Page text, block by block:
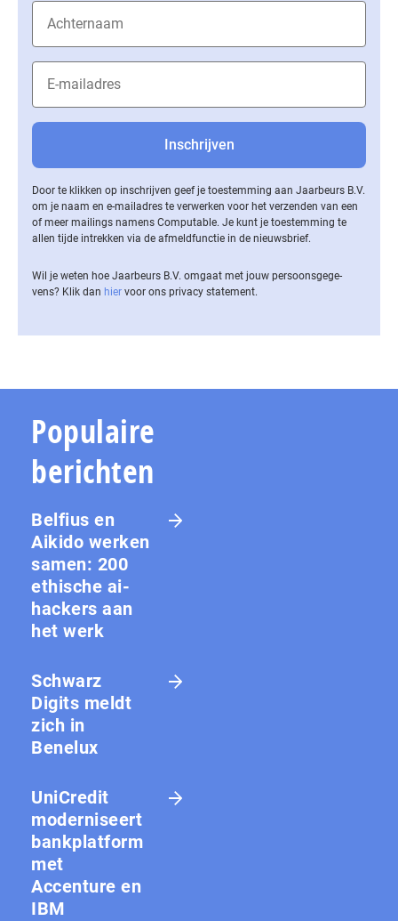
Door te klikken op inschrijven geef je toestemming aan Jaarbeurs B.V.
om je naam en e-mailadres te verwerken voor het verzenden van een
of meer mailings namens Computable. Je kunt je toestemming te
allen tijde intrekken via de af­meld­func­tie in de nieuwsbrief.
Wil je weten hoe Jaarbeurs B.V. omgaat met jouw per­soons­ge­ge­
vens? Klik dan hier voor ons privacy statement.
Populaire
berichten
Belfius en
Aikido werken
samen: 200
ethische ai-
hackers aan
het werk
Schwarz
Digits meldt
zich in
Benelux
UniCredit
moderniseert
bankplatform
met
Accenture en
IBM